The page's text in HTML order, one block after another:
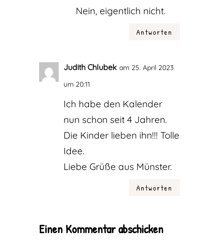
Nein, eigentlich nicht.
Antworten
Judith Chlubek am 25. April 2023
um 20:11
Ich habe den Kalender
nun schon seit 4 Jahren.
Die Kinder lieben ihn!!! Tolle
Idee.
Liebe Grüße aus Münster.
Antworten
Einen Kommentar abschicken